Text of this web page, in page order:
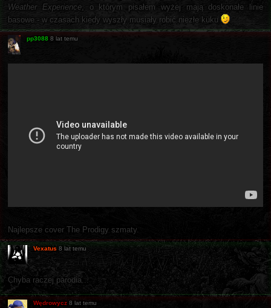
Weather Experience, o którym pisałem wyżej mają doskonałe linie
basowe - w czasach kiedy wyszły musiały robić niezłe kuku
pp3088 8 lat temu
Najlepsze cover The Prodigy szmaty.
Vexatus 8 lat temu
Chyba raczej parodia...
Wędrowycz 8 lat temu